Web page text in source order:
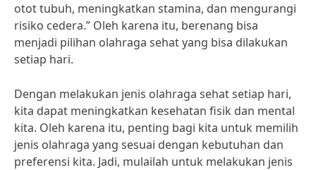
otot tubuh, meningkatkan stamina, dan mengurangi
risiko cedera.” Oleh karena itu, berenang bisa
menjadi pilihan olahraga sehat yang bisa dilakukan
setiap hari.
Dengan melakukan jenis olahraga sehat setiap hari,
kita dapat meningkatkan kesehatan fisik dan mental
kita. Oleh karena itu, penting bagi kita untuk memilih
jenis olahraga yang sesuai dengan kebutuhan dan
preferensi kita. Jadi, mulailah untuk melakukan jenis